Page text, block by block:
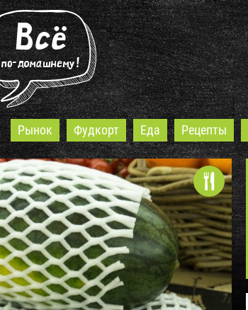
Рынок Фудкорт Еда Рецепты